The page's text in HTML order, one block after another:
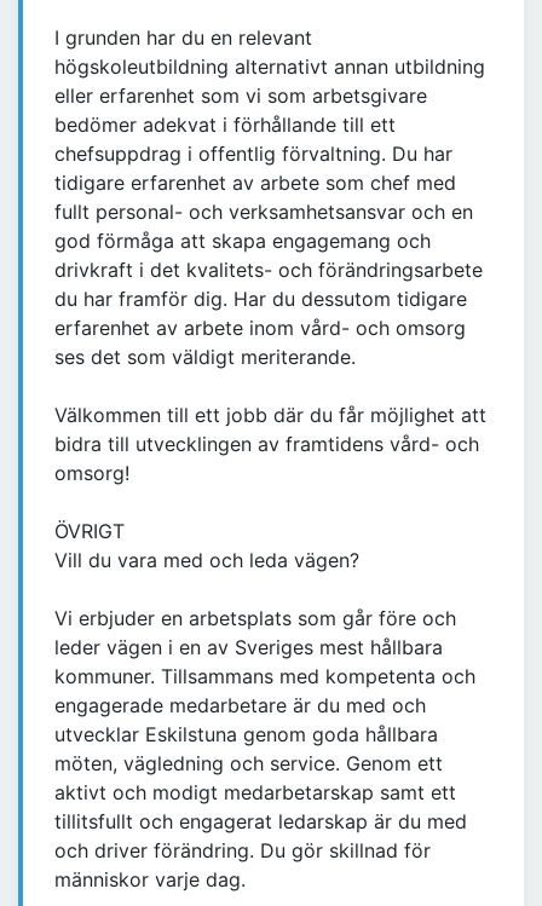
I grunden har du en relevant
högskoleutbildning alternativt annan utbildning
eller erfarenhet som vi som arbetsgivare
bedömer adekvat i förhållande till ett
chefsuppdrag i offentlig förvaltning. Du har
tidigare erfarenhet av arbete som chef med
fullt personal- och verksamhetsansvar och en
god förmåga att skapa engagemang och
drivkraft i det kvalitets- och förändringsarbete
du har framför dig. Har du dessutom tidigare
erfarenhet av arbete inom vård- och omsorg
ses det som väldigt meriterande.
Välkommen till ett jobb där du får möjlighet att
bidra till utvecklingen av framtidens vård- och
omsorg!
ÖVRIGT
Vill du vara med och leda vägen?
Vi erbjuder en arbetsplats som går före och
leder vägen i en av Sveriges mest hållbara
kommuner. Tillsammans med kompetenta och
engagerade medarbetare är du med och
utvecklar Eskilstuna genom goda hållbara
möten, vägledning och service. Genom ett
aktivt och modigt medarbetarskap samt ett
tillitsfullt och engagerat ledarskap är du med
och driver förändring. Du gör skillnad för
människor varje dag.